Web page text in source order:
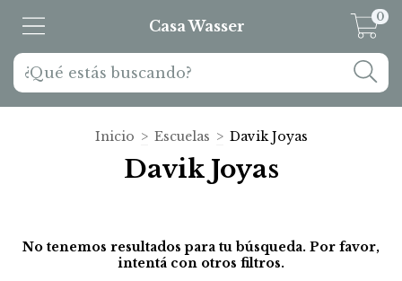
Casa Wasser
0
Inicio > Escuelas > Davik Joyas
Davik Joyas
No tenemos resultados para tu búsqueda. Por favor,
intentá con otros filtros.